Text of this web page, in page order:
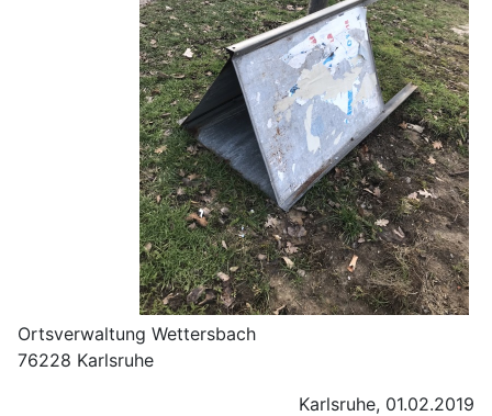
Ortsverwaltung Wettersbach
76228 Karlsruhe
Karlsruhe, 01.02.2019